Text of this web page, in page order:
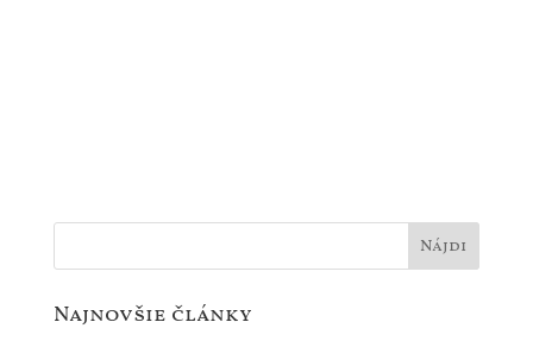
Najnovšie články